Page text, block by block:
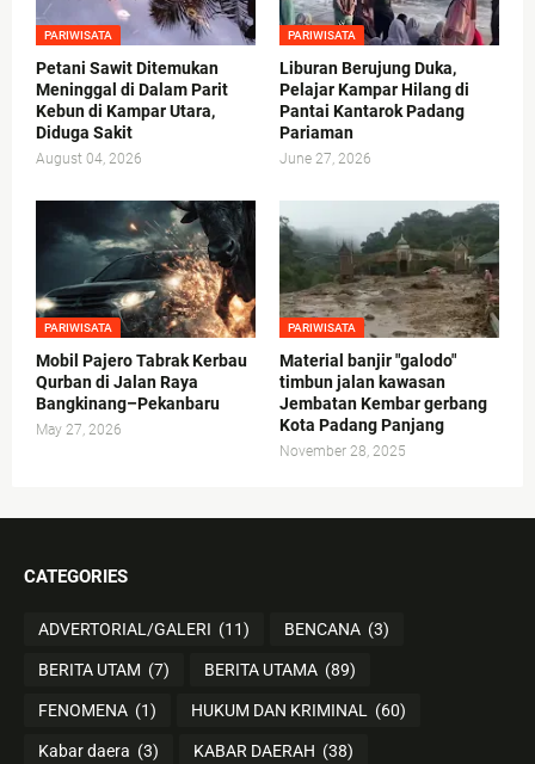
PARIWISATA
Petani Sawit Ditemukan
Meninggal di Dalam Parit
Kebun di Kampar Utara,
Diduga Sakit
August 04, 2026
PARIWISATA
Liburan Berujung Duka,
Pelajar Kampar Hilang di
Pantai Kantarok Padang
Pariaman
June 27, 2026
PARIWISATA
Mobil Pajero Tabrak Kerbau
Qurban di Jalan Raya
Bangkinang–Pekanbaru
May 27, 2026
PARIWISATA
Material banjir "galodo"
timbun jalan kawasan
Jembatan Kembar gerbang
Kota Padang Panjang
November 28, 2025
CATEGORIES
ADVERTORIAL/GALERI (11) BENCANA (3)
BERITA UTAM (7) BERITA UTAMA (89)
FENOMENA (1) HUKUM DAN KRIMINAL (60)
Kabar daera (3) KABAR DAERAH (38)